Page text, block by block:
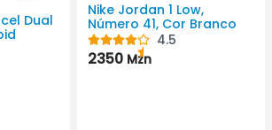
Dual
Nike Jordan 1 Low,
Número 41, Cor Branco
4.5
2350 Mzn